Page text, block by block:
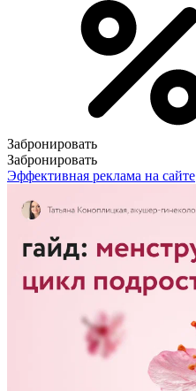
Забронировать
Забронировать
Эффективная реклама на сайте